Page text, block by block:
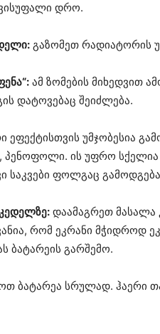
დრო.
გაზომეთ რადიატორის
ამ ზომების მიხედვით
დატოვებაც შეიძლება.
ეფექტისთვის უმჯობესია
პენოფოლი. ის უფრო
საკვები ფოლგაც
დაამაგრეთ მასალა
რომ ეკრანი მჭიდროდ
ბატარეის გარშემო.
ბატარეა სრულად. ჰაერი